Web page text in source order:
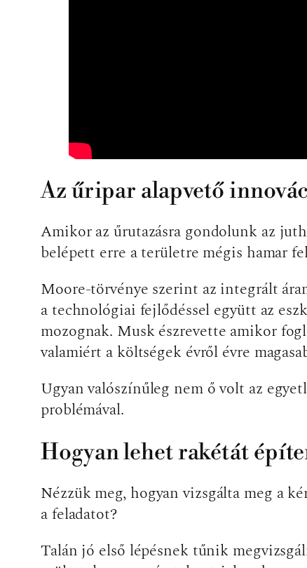
Az űripar alapvető
Amikor az űrutazásra gondolunk az
belépett erre a területre mégis hamar
Moore-törvénye szerint az integrált
a technológiai fejlődéssel együtt az
mozognak. Musk észrevette amikor
valamiért a költségek évről évre
Ugyan valószínűleg nem ő volt az
problémával.
Hogyan lehet rakétát
Nézzük meg, hogyan vizsgálta meg a
a feladatot?
Talán jó első lépésnek tűnik